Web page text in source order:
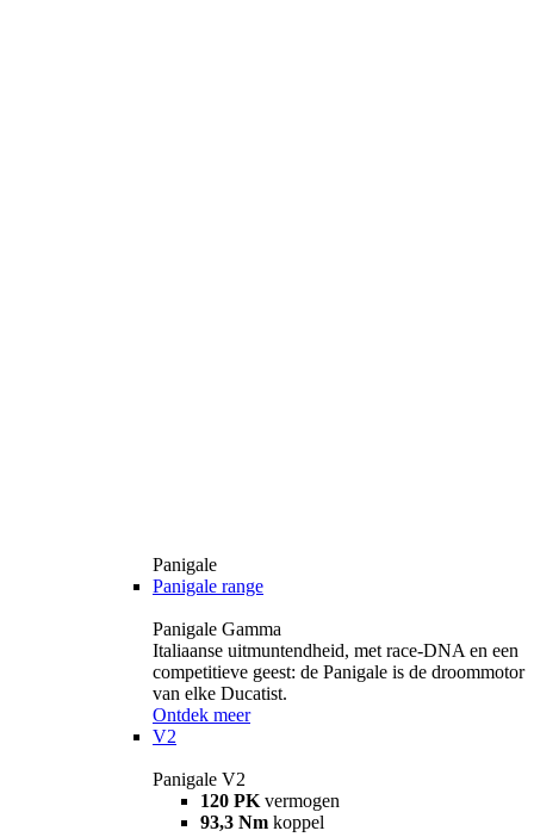
Panigale
Panigale range
Panigale Gamma
Italiaanse uitmuntendheid, met race-DNA en een
competitieve geest: de Panigale is de droommotor
van elke Ducatist.
Ontdek meer
V2
Panigale V2
120 PK vermogen
93,3 Nm koppel